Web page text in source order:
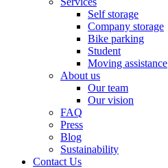
Self storage
Company storage
Bike parking
Student
Moving assistance
About us
Our team
Our vision
FAQ
Press
Blog
Sustainability
Contact Us